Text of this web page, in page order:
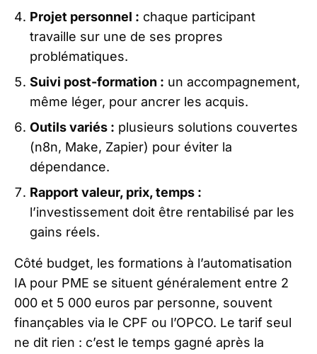
Projet personnel : chaque participant
travaille sur une de ses propres
problématiques.
Suivi post-formation : un accompagnement,
même léger, pour ancrer les acquis.
Outils variés : plusieurs solutions couvertes
(n8n, Make, Zapier) pour éviter la
dépendance.
Rapport valeur, prix, temps :
l’investissement doit être rentabilisé par les
gains réels.
Côté budget, les formations à l’automatisation
IA pour PME se situent généralement entre 2
000 et 5 000 euros par personne, souvent
finançables via le CPF ou l’OPCO. Le tarif seul
ne dit rien : c’est le temps gagné après la